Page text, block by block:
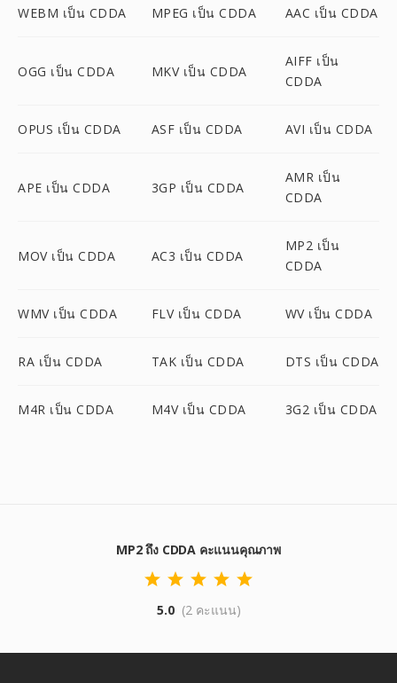
WEBM เป็น CDDA MPEG เป็น CDDA AAC เป็น CDDA
OGG เป็น CDDA MKV เป็น CDDA
AIFF เป็น
CDDA
OPUS เป็น CDDA ASF เป็น CDDA AVI เป็น CDDA
APE เป็น CDDA 3GP เป็น CDDA
AMR เป็น
CDDA
MOV เป็น CDDA AC3 เป็น CDDA
MP2 เป็น
CDDA
WMV เป็น CDDA FLV เป็น CDDA WV เป็น CDDA
RA เป็น CDDA TAK เป็น CDDA DTS เป็น CDDA
M4R เป็น CDDA M4V เป็น CDDA 3G2 เป็น CDDA
MP2 ถึง CDDA คะแนนคุณภาพ
5.0 (2 คะแนน)